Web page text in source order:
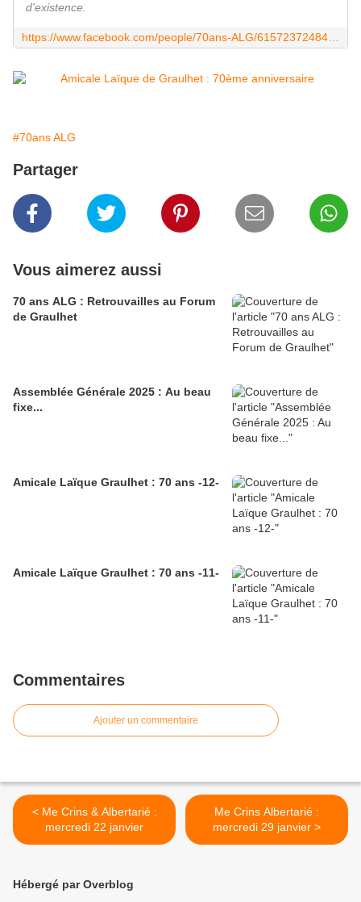
d'existence.
#70ans ALG
Partager
Vous aimerez aussi
70 ans ALG : Retrouvailles au Forum
de Graulhet
Assemblée Générale 2025 : Au beau
fixe...
Amicale Laïque Graulhet : 70 ans -12-
Amicale Laïque Graulhet : 70 ans -11-
Commentaires
Ajouter un commentaire
< Me Crins & Albertarié :
mercredi 22 janvier
Me Crins Albertarié :
mercredi 29 janvier >
Hébergé par Overblog